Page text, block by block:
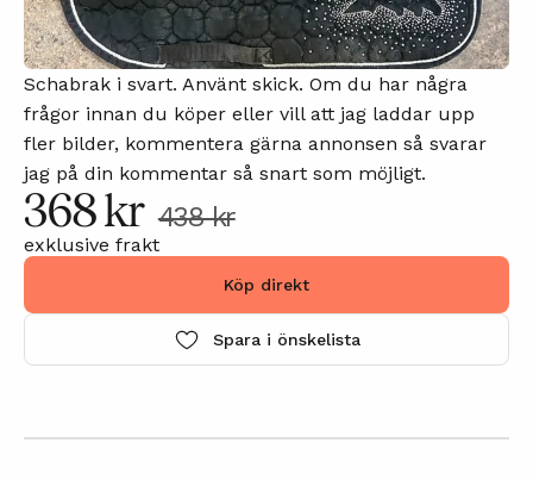
Schabrak i svart. Använt skick. Om du har några
frågor innan du köper eller vill att jag laddar upp
fler bilder, kommentera gärna annonsen så svarar
jag på din kommentar så snart som möjligt.
368 kr 438 kr
exklusive frakt
Köp direkt
Spara i önskelista